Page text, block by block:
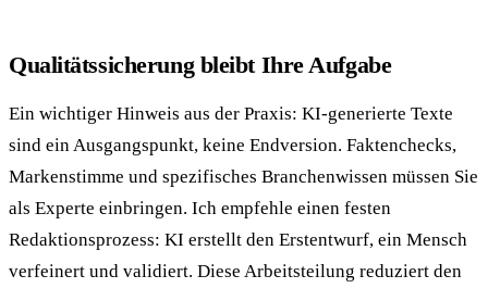
Qualitätssicherung bleibt Ihre Aufgabe
Ein wichtiger Hinweis aus der Praxis: KI-generierte Texte
sind ein Ausgangspunkt, keine Endversion. Faktenchecks,
Markenstimme und spezifisches Branchenwissen müssen Sie
als Experte einbringen. Ich empfehle einen festen
Redaktionsprozess: KI erstellt den Erstentwurf, ein Mensch
verfeinert und validiert. Diese Arbeitsteilung reduziert den